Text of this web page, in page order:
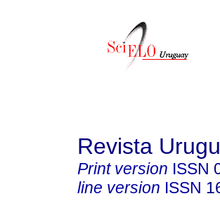
Revista
Print version ISSN
line version ISSN